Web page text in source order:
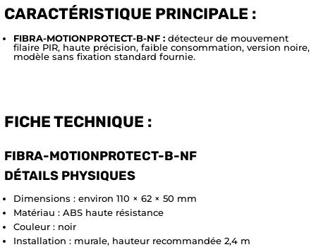
CARACTÉRISTIQUE PRINCIPALE :
FIBRA-MOTIONPROTECT-B-NF : détecteur de mouvement
filaire PIR, haute précision, faible consommation, version noire,
modèle sans fixation standard fournie.
FICHE TECHNIQUE :
FIBRA-MOTIONPROTECT-B-NF
DÉTAILS PHYSIQUES
Dimensions : environ 110 × 62 × 50 mm
Matériau : ABS haute résistance
Couleur : noir
Installation : murale, hauteur recommandée 2,4 m